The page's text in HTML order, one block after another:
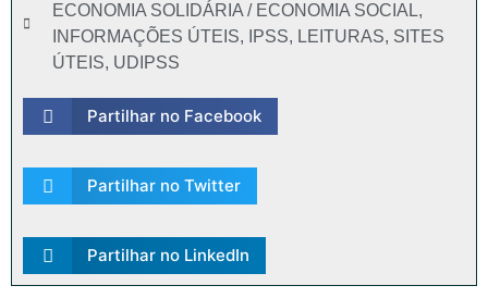
ECONOMIA SOLIDÁRIA / ECONOMIA SOCIAL,
INFORMAÇÕES ÚTEIS, IPSS, LEITURAS, SITES
ÚTEIS, UDIPSS
Partilhar no Facebook
Partilhar no Twitter
Partilhar no LinkedIn